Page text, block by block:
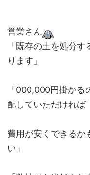
営業さん
「既存の土を処分
ります」
「000,000円掛かる
配していただければ
費用が安くできるか
い」